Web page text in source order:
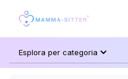
Esplora per categoria